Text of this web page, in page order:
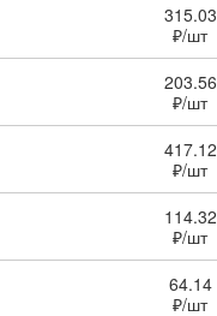
315.03
₽/шт
203.56
₽/шт
417.12
₽/шт
114.32
₽/шт
64.14
₽/шт